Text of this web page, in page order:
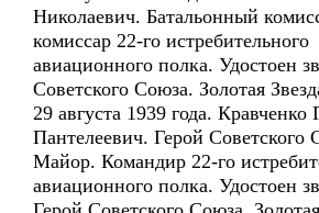
Николаевич. Батальонный
комиссар 22-го истребительного
авиационного полка. Удостоен
Советского Союза. Золотая
29 августа 1939 года. Кравченко
Пантелеевич. Герой Советского
Майор. Командир 22-го
авиационного полка. Удостоен